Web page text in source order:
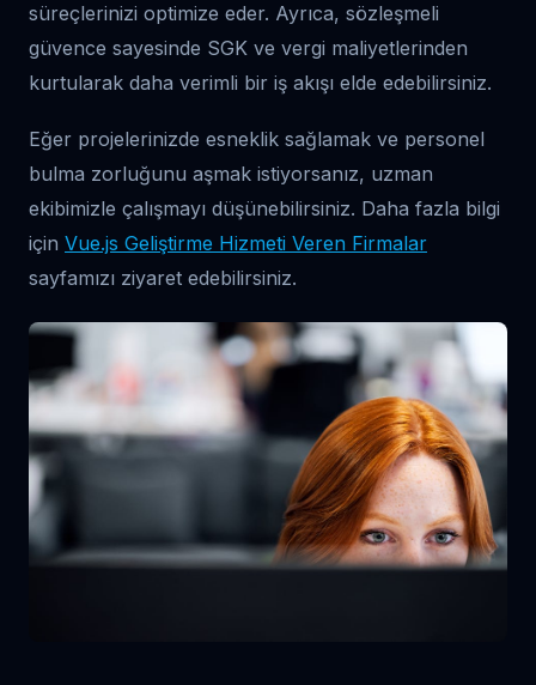
süreçlerinizi optimize eder. Ayrıca, sözleşmeli
güvence sayesinde SGK ve vergi maliyetlerinden
kurtularak daha verimli bir iş akışı elde edebilirsiniz.
Eğer projelerinizde esneklik sağlamak ve personel
bulma zorluğunu aşmak istiyorsanız, uzman
ekibimizle çalışmayı düşünebilirsiniz. Daha fazla bilgi
için Vue.js Geliştirme Hizmeti Veren Firmalar
sayfamızı ziyaret edebilirsiniz.